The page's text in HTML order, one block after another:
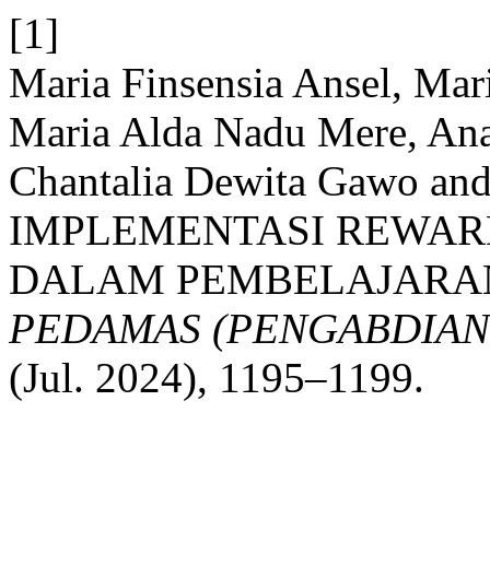
[1]
Maria Finsensia Ansel,
Maria Alda Nadu Mere,
Chantalia Dewita Gawo
IMPLEMENTASI
DALAM
PEDAMAS
(Jul. 2024), 1195–1199.